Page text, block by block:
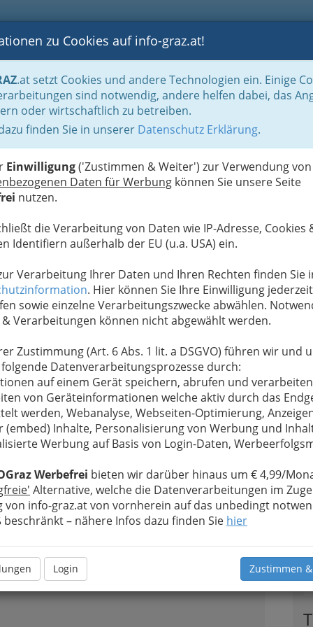
BLOGS FOTOS GASTRONOMIE BRANCHEN
zu Cookies auf info-graz.at!
.at setzt Cookies und andere Technologien ein. Einige
sind notwendig, andere helfen dabei, das
oder wirtschaftlich zu betreiben.
finden Sie in unserer Datenschutz Erklärung.
Einwilligung('Zustimmen & Weiter') zur Verwendung von
Daten für Werbung können Sie unsere Seite
nutzen.
die Verarbeitung von Daten wie IP-Adresse, Cookies
Identifiern außerhalb der EU (u.a. USA) ein.
Verarbeitung Ihrer Daten und Ihren Rechten finden Sie
. Hier können Sie Ihre Einwilligung jederzeit
sowie einzelne Verarbeitungszwecke abwählen.
& Verarbeitungen können nicht abgewählt werden.
Zustimmung (Art. 6 Abs. 1 lit. a DSGVO) führen wir und
Datenverarbeitungsprozesse durch:
auf einem Gerät speichern, abrufen und
von Geräteinformationen welche aktiv durch das
werden, Webanalyse, Webseiten-Optimierung,
(embed) Inhalte, Personalisierung von Werbung und
Werbung auf Basis von Login-Daten,
Werbefrei bieten wir darüber hinaus um € 4,99/
Alternative, welche die Datenverarbeitungen im
von info-graz.at von vornherein auf das unbedingt
beschränkt – nähere Infos dazu finden Sie hier
Login Zustimmen
& Handwerk, Gliederung der WKO Textilreiniger, Wäscher & Färber
Umgebung - Profis für
Wien - Materialkunde:
wenn Sie denInfo-